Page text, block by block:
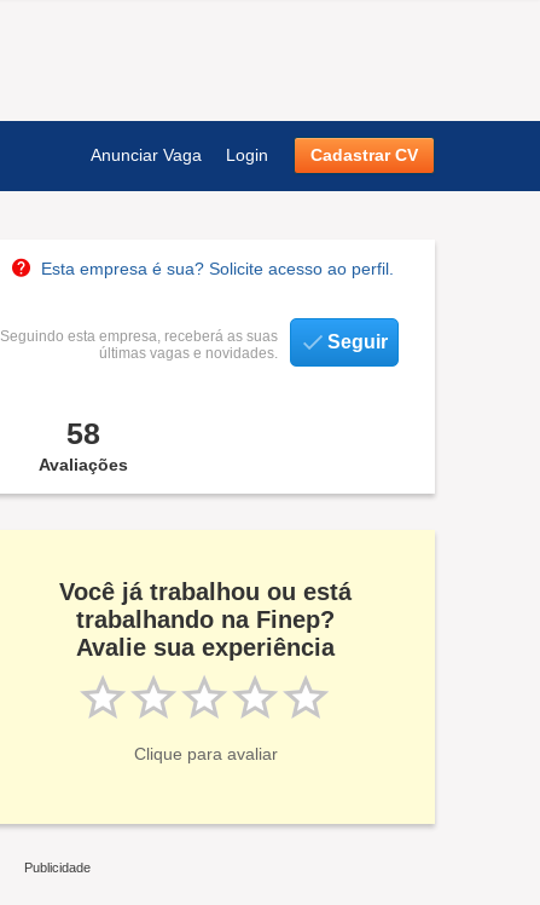
Anunciar Vaga Login Cadastrar CV
Esta empresa é sua? Solicite acesso ao perfil.
Seguindo esta empresa, receberá as suas
últimas vagas e novidades.
Seguir
58
Avaliações
Você já trabalhou ou está
trabalhando na Finep?
Avalie sua experiência
Clique para avaliar